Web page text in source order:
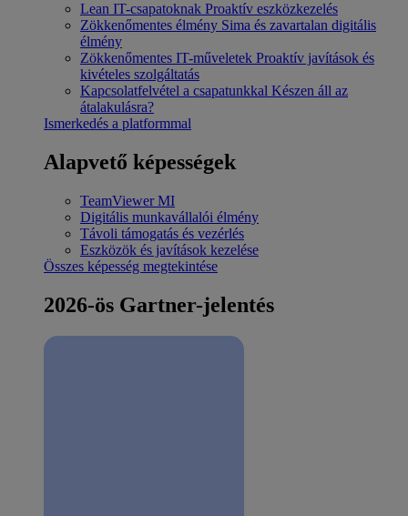
Lean IT-csapatoknak Proaktív eszközkezelés
Zökkenőmentes élmény Sima és zavartalan digitális
élmény
Zökkenőmentes IT-műveletek Proaktív javítások és
kivételes szolgáltatás
Kapcsolatfelvétel a csapatunkkal Készen áll az
átalakulásra?
Ismerkedés a platformmal
Alapvető képességek
TeamViewer MI
Digitális munkavállalói élmény
Távoli támogatás és vezérlés
Eszközök és javítások kezelése
Összes képesség megtekintése
2026-ös Gartner-jelentés